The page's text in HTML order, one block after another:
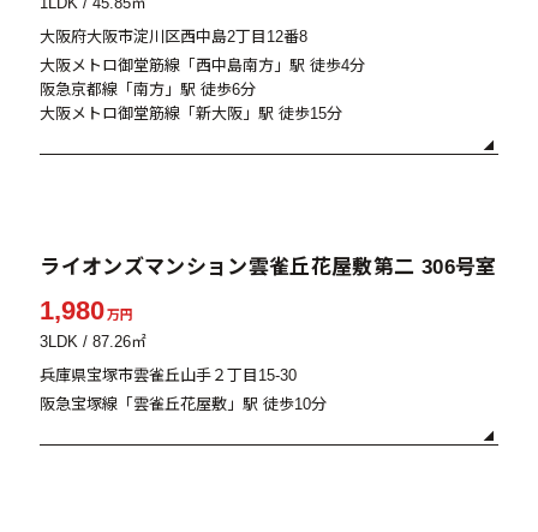
大阪府大阪市淀川区西中島2丁目12番8
大阪メトロ御堂筋線「西中島南方」駅 徒歩4分
阪急京都線「南方」駅 徒歩6分
大阪メトロ御堂筋線「新大阪」駅 徒歩15分
ライオンズマンション雲雀丘花屋敷第二 306号室
1,980万円
3LDK / 87.26㎡
兵庫県宝塚市雲雀丘山手２丁目15-30
阪急宝塚線「雲雀丘花屋敷」駅 徒歩10分